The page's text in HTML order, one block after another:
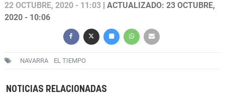
22 OCTUBRE, 2020 - 11:03 | ACTUALIZADO: 23 OCTUBRE,
2020 - 10:06
NAVARRA EL TIEMPO
NOTICIAS RELACIONADAS